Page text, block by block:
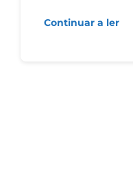
Continuar a ler